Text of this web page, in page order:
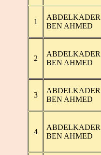
1
ABDELKADER
BEN AHMED
2
ABDELKADER
BEN AHMED
3
ABDELKADER
BEN AHMED
4
ABDELKADER
BEN AHMED